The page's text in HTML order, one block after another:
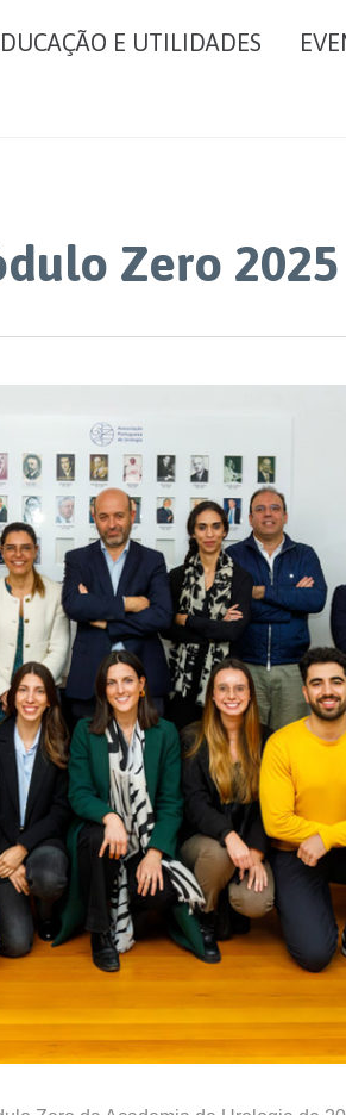
E UTILIDADES
Zero 2025